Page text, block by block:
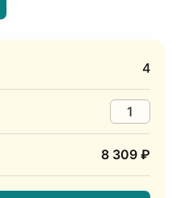
4
8 309 ₽